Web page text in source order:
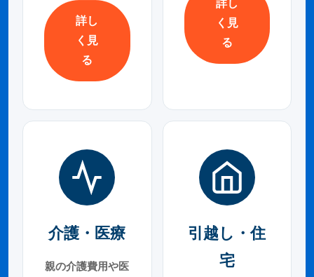
詳し
く見
る
詳し
く見
る
介護・医療
親の介護費用や医
引越し・住
宅